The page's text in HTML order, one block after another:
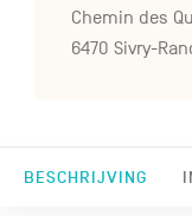
BESCHRIJVING
Chemin des
6470 Sivry-